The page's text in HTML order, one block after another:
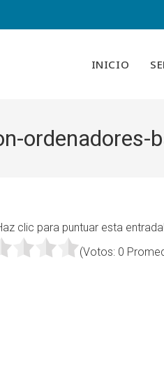
INICIO
clic para puntuar esta
(Votos: 0